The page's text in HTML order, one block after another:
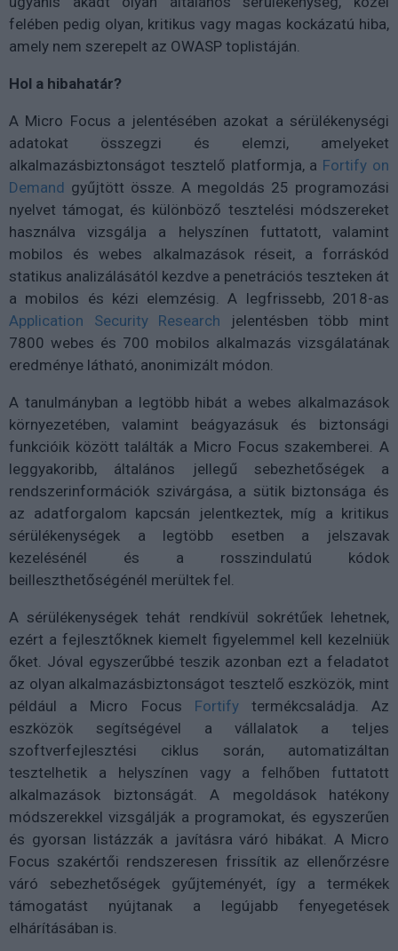
felében pedig olyan, kritikus vagy magas kockázatú hiba,
amely nem szerepelt az OWASP toplistáján.
Hol a hibahatár?
A Micro Focus a jelentésében azokat a sérülékenységi
adatokat összegzi és elemzi, amelyeket
alkalmazásbiztonságot tesztelő platformja, a Fortify on
Demand gyűjtött össze. A megoldás 25 programozási
nyelvet támogat, és különböző tesztelési módszereket
használva vizsgálja a helyszínen futtatott, valamint
mobilos és webes alkalmazások réseit, a forráskód
statikus analizálásától kezdve a penetrációs teszteken át
a mobilos és kézi elemzésig. A legfrissebb, 2018-as
Application Security Research jelentésben több mint
7800 webes és 700 mobilos alkalmazás vizsgálatának
eredménye látható, anonimizált módon.
A tanulmányban a legtöbb hibát a webes alkalmazások
környezetében, valamint beágyazásuk és biztonsági
funkcióik között találták a Micro Focus szakemberei. A
leggyakoribb, általános jellegű sebezhetőségek a
rendszerinformációk szivárgása, a sütik biztonsága és
az adatforgalom kapcsán jelentkeztek, míg a kritikus
sérülékenységek a legtöbb esetben a jelszavak
kezelésénél és a rosszindulatú kódok
beilleszthetőségénél merültek fel.
A sérülékenységek tehát rendkívül sokrétűek lehetnek,
ezért a fejlesztőknek kiemelt figyelemmel kell kezelniük
őket. Jóval egyszerűbbé teszik azonban ezt a feladatot
az olyan alkalmazásbiztonságot tesztelő eszközök, mint
például a Micro Focus Fortifytermékcsaládja. Az
eszközök segítségével a vállalatok a teljes
szoftverfejlesztési ciklus során, automatizáltan
tesztelhetik a helyszínen vagy a felhőben futtatott
alkalmazások biztonságát. A megoldások hatékony
módszerekkel vizsgálják a programokat, és egyszerűen
és gyorsan listázzák a javításra váró hibákat. A Micro
Focus szakértői rendszeresen frissítik az ellenőrzésre
váró sebezhetőségek gyűjteményét, így a termékek
támogatást nyújtanak a legújabb fenyegetések
elhárításában is.